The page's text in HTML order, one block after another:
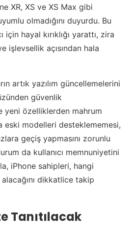
XR, XS ve XS Max gibi
olmadığını duyurdu. Bu
hayal kırıklığı yarattı, zira
işlevsellik açısından hala
artık yazılım güncellemelerini
güvenlik
yeni özelliklerden mahrum
eski modelleri desteklememesi,
geçiş yapmasını zorunlu
da kullanıcı memnuniyetini
iPhone sahipleri, hangi
dikkatlice takip
Tanıtılacak